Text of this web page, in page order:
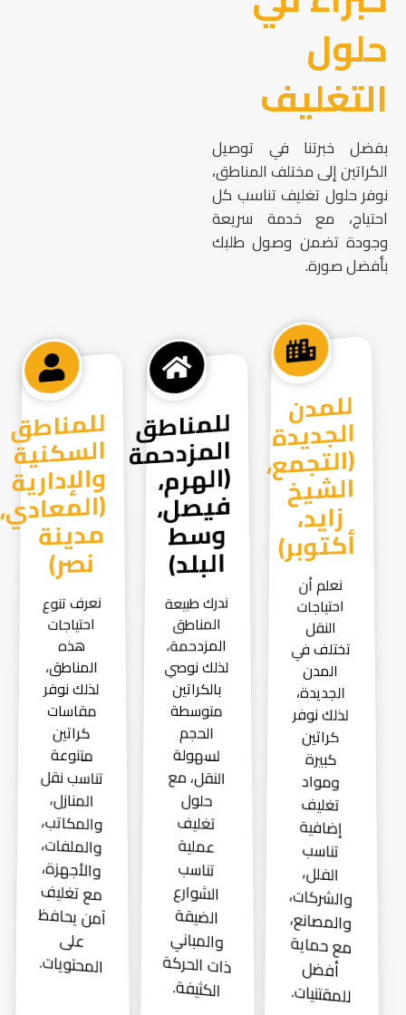
حلول
التغليف
بفضل خبرتنا في توصيل
الكراتين إلى مختلف المناطق،
نوفر حلول تغليف تناسب كل
احتياج، مع خدمة سريعة
وجودة تضمن وصول طلبك
بأفضل صورة.
للمدن
الجديدة
(التجمع،
الشيخ
زايد،
أكتوبر)
نعلم أن
احتياجات
النقل
تختلف في
المدن
الجديدة،
لذلك نوفر
كراتين
كبيرة
ومواد
تغليف
إضافية
تناسب
الفلل،
والشركات،
والمصانع،
مع حماية
أفضل
للمقتنيات.
للمناطق
المزدحمة
(الهرم،
فيصل،
وسط
البلد)
ندرك طبيعة
المناطق
المزدحمة،
لذلك نوصي
بالكراتين
متوسطة
الحجم
لسهولة
النقل، مع
حلول
تغليف
عملية
تناسب
الشوارع
الضيقة
والمباني
ذات الحركة
الكثيفة.
للمناطق
السكنية
والإدارية
(المعادي،
مدينة
نصر)
نعرف تنوع
احتياجات
هذه
المناطق،
لذلك نوفر
مقاسات
كراتين
متنوعة
تناسب نقل
المنازل،
والمكاتب،
والملفات،
والأجهزة،
مع تغليف
آمن يحافظ
على
المحتويات.